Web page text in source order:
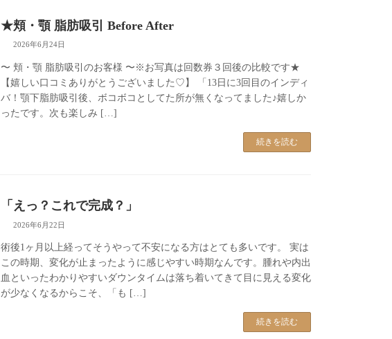
★頬・顎 脂肪吸引 Before After
2026年6月24日
〜 頬・顎 脂肪吸引のお客様 〜※お写真は回数券３回後の比較です★
【嬉しい口コミありがとうございました♡】 「13日に3回目のインディ
バ！顎下脂肪吸引後、ボコボコとしてた所が無くなってました♪嬉しか
ったです。次も楽しみ […]
続きを読む
「えっ？これで完成？」
2026年6月22日
術後1ヶ月以上経ってそうやって不安になる方はとても多いです。 実は
この時期、変化が止まったように感じやすい時期なんです。腫れや内出
血といったわかりやすいダウンタイムは落ち着いてきて目に見える変化
が少なくなるからこそ、「も […]
続きを読む